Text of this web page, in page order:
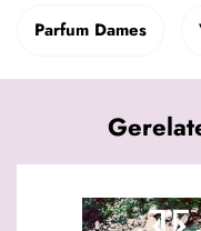
Parfum Dames